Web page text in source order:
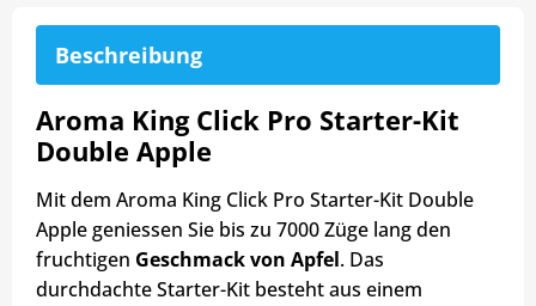
Beschreibung
Aroma King Click Pro Starter-Kit
Double Apple
Mit dem Aroma King Click Pro Starter-Kit Double
Apple geniessen Sie bis zu 7000 Züge lang den
fruchtigen Geschmack von Apfel. Das
durchdachte Starter-Kit besteht aus einem